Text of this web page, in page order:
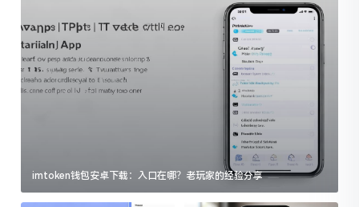
imtoken钱包安卓下载：入口在哪？老玩家的经验分享